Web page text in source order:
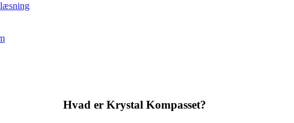
Hvad er Krystal Kompasset?